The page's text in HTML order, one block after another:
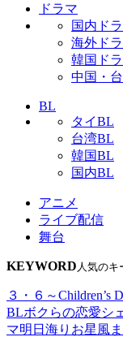
ドラマ
国内ド
海外ド
韓国ド
中国・
BL
タイBL
台湾BL
韓国BL
国内BL
アニメ
ライブ配信
舞台
KEYWORD 人気のキ
３・６～Children’s
BLボクらの恋愛シ
マ明日海りお星風